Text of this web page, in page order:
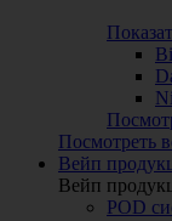
Посмотреть
Вейп
Вейп
POD